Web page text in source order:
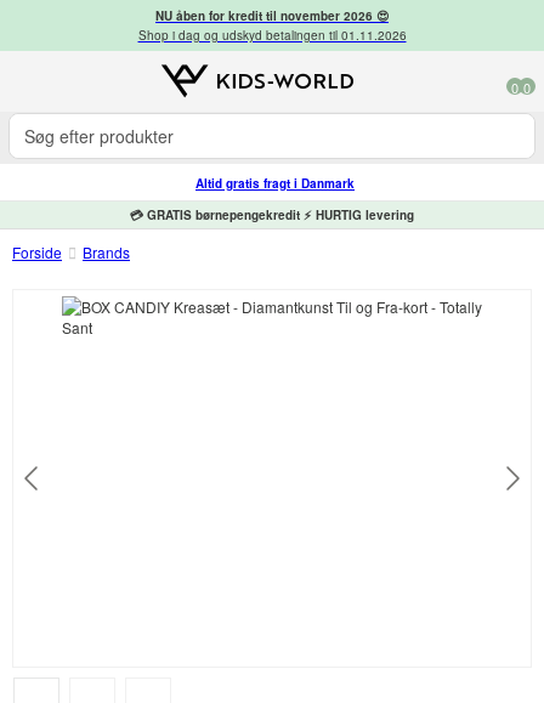
NU åben for kredit til november 2026 😍
Shop i dag og udskyd betalingen til 01.11.2026
0 0
Altid gratis fragt i Danmark
💳 GRATIS børnepengekredit ⚡ HURTIG levering
Forside Brands